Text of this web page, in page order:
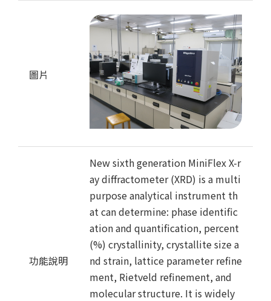
圖片
功能說明
New sixth generation MiniFlex X-r
ay diffractometer (XRD) is a multi
purpose analytical instrument th
at can determine: phase identific
ation and quantification, percent
(%) crystallinity, crystallite size a
nd strain, lattice parameter refine
ment, Rietveld refinement, and
molecular structure. It is widely